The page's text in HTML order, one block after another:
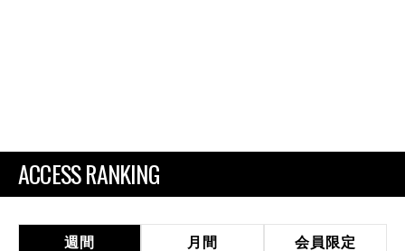
ACCESS RANKING
週間 月間 会員限定